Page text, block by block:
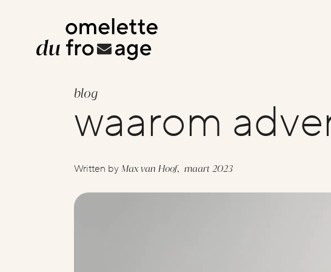
blog
waarom
Written by Max van Hoof, maart 2023